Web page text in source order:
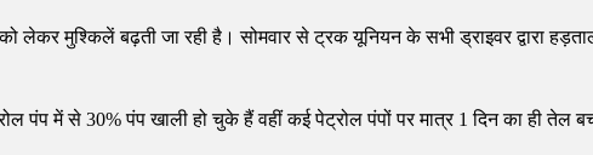
मुश्किलें बढ़ती जा रही है। सोमवार से ट्रक यूनियन के सभी ड्राइवर द्वारा
में से 30% पंप खाली हो चुके हैं वहीं कई पेट्रोल पंपों पर मात्र 1 दिन का ही तेल